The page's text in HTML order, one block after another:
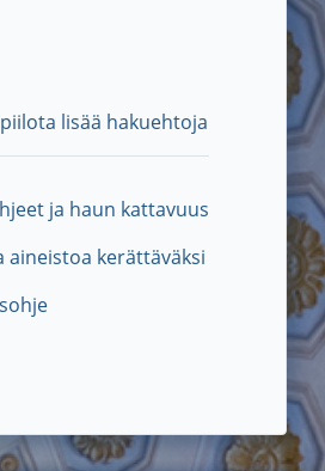
lisää hakuehtoja
ja haun kattavuus
aineistoa kerättäväksi